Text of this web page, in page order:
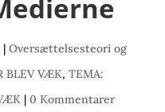
| Oversættelsesteori og
BLEV VÆK, TEMA:
| 0 Kommentarer